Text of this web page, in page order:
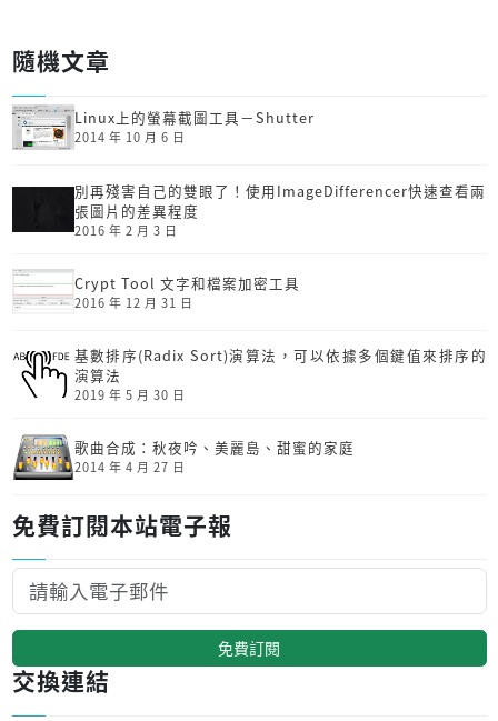
隨機文章
Linux上的螢幕截圖工具－Shutter
2014 年 10 月 6 日
別再殘害自己的雙眼了！使用ImageDifferencer快速查看兩
張圖片的差異程度
2016 年 2 月 3 日
Crypt Tool 文字和檔案加密工具
2016 年 12 月 31 日
基數排序(Radix Sort)演算法，可以依據多個鍵值來排序的
演算法
2019 年 5 月 30 日
歌曲合成：秋夜吟、美麗島、甜蜜的家庭
2014 年 4 月 27 日
免費訂閱本站電子報
免費訂閱
交換連結